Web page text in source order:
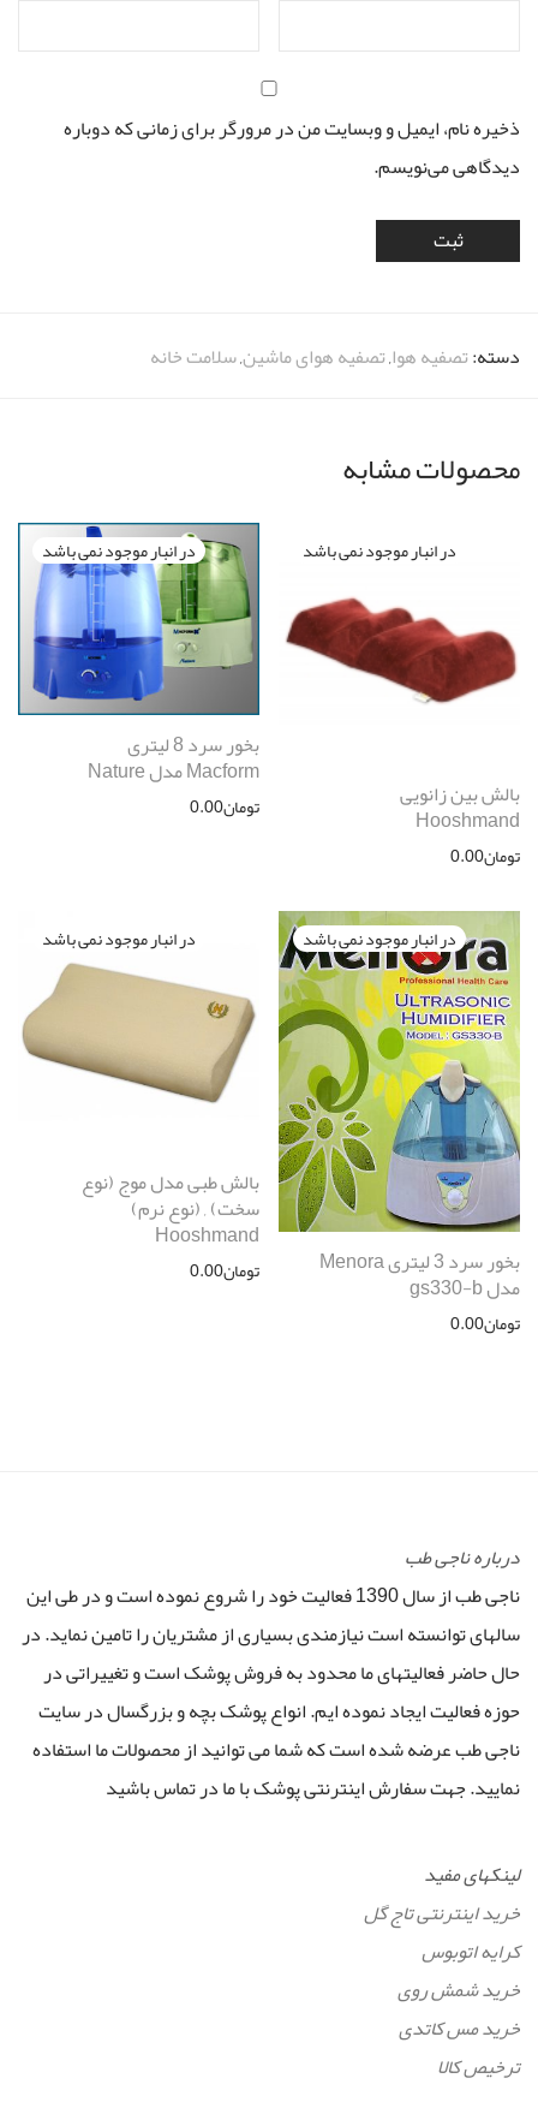
ذخیره نام، ایمیل و وبسایت من در مرورگر برای زمانی که دوباره
دیدگاهی می‌نویسم.
دسته:تصفیه هوا,تصفیه هوای ماشین,سلامت خانه
محصولات مشابه
بالش بین زانویی
Hooshmand
تومان0.00
بخور سرد 8 لیتری
Macform مدل Nature
تومان0.00
بخور سرد 3 لیتری Menora
مدل gs330-b
تومان0.00
بالش طبی مدل موج (نوع
سخت) , (نوع نرم)
Hooshmand
تومان0.00
درباره ناجی طب
ناجی طب از سال 1390 فعالیت خود را شروع نموده است و در طی این
سالهای توانسته است نیازمندی بسیاری از مشتریان را تامین نماید. در
حال حاضر فعالیتهای ما محدود به فروش پوشک است و تغییراتی در
حوزه فعالیت ایجاد نموده ایم. انواع پوشک بچه و بزرگسال در سایت
ناجی طب عرضه شده است که شما می توانید از محصولات ما استفاده
نمایید. جهت سفارش اینترنتی پوشک با ما در تماس باشید
لینکهای مفید
خرید اینترنتی تاج گل
کرایه اتوبوس
خرید شمش روی
خرید مس کاتدی
ترخیص کالا